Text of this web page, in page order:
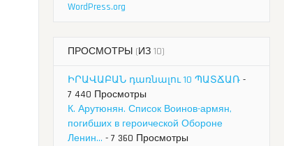
WordPress.org
ПРОСМОТРЫ (ИЗ 10)
ԻՐԱՎԱԲԱՆ դառնալու 10 ՊԱՏՃԱՌ -
7 440 Просмотры
К. Арутюнян. Список Воинов-армян,
погибших в героической Обороне
Ленин... - 7 360 Просмотры